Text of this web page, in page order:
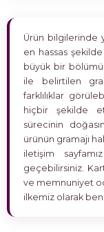
Ürün bilgilerinde
en hassas
büyük bir
ile belirtilen
farklılıklar
hiçbir şekilde
sürecinin
ürünün gramajı
iletişim
geçebilirsiniz.
ve memnuniyet
ilkemiz olarak